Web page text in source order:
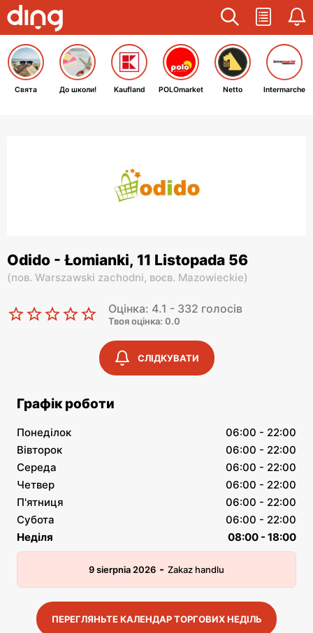
Свята До школи! Kaufland POLOmarket Netto Intermarche
Odido - Łomianki, 11 Listopada 56
(пов. Warszawski zachodni, воєв. Mazowieckie)
Оцінка: 4.1 - 332 голосів
Твоя оцінка: 0.0
СЛІДКУВАТИ
Графік роботи
Понеділок
06:00 - 22:00
Вівторок
06:00 - 22:00
Середа
06:00 - 22:00
Четвер
06:00 - 22:00
П'ятниця
06:00 - 22:00
Субота
06:00 - 22:00
Неділя
08:00 - 18:00
9 sierpnia 2026 - Zakaz handlu
ПЕРЕГЛЯНЬТЕ КАЛЕНДАР ТОРГОВИХ НЕДІЛЬ